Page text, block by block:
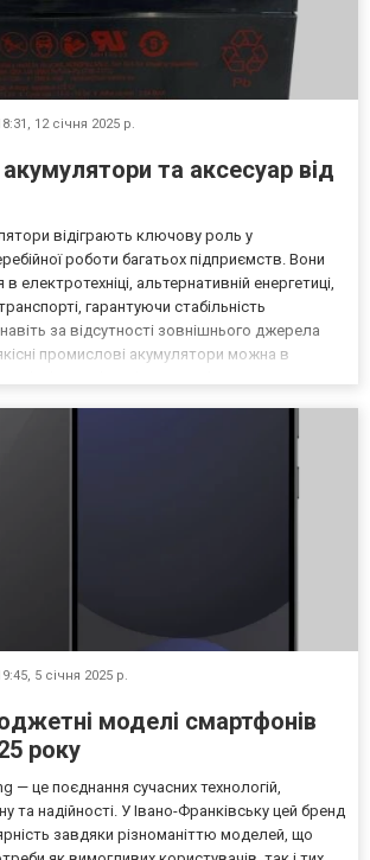
12 січня 2025 р.
та аксесуар від
відіграють ключову роль у
роботи багатьох підприємств. Вони
електротехніці, альтернативній енергетиці,
гарантуючи стабільність
за відсутності зовнішнього джерела
промислові акумулятори можна в
5 січня 2025 р.
моделі смартфонів
року
— це поєднання сучасних технологій,
та надійності. У Івано-Франківську цей бренд
завдяки різноманіттю моделей, що